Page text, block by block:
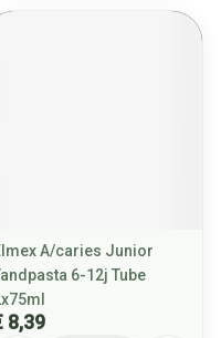
A/caries Junior
6-12j Tube
8,39